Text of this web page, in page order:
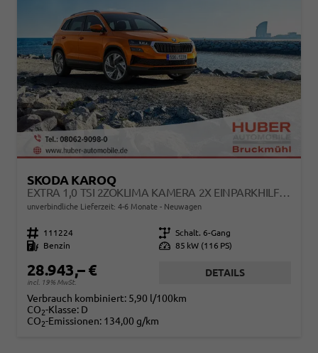
SKODA KAROQ
EXTRA 1,0 TSI 2ZOKLIMA KAMERA 2X EINPARKHILFE ALU FELGEN 5J GARANTIE SITZHEIZUNG LED SCHEINWERFER ACC
unverbindliche Lieferzeit: 4-6 Monate Neuwagen
Fahrzeugnr. 111224 Getriebe Schalt. 6-Gang
Kraftstoff
Benzin Leistung 85 kW (116 PS)
28.943,– €
incl. 19% MwSt.
DETAILS
Verbrauch kombiniert: 5,90 l/100km
CO2-Klasse: D
CO2-Emissionen: 134,00 g/km